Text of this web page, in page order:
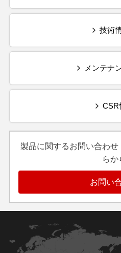
技術
メンテナ
CSR
製品に関するお問い合わ
らか
お問い